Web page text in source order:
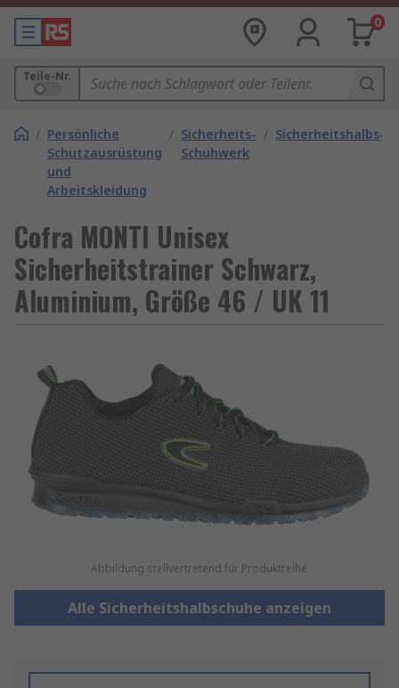
0
Teile-Nr.
/ Persönliche
Schutzausrüstung
und
Arbeitskleidung
/ Sicherheits-
Schuhwerk
/
Cofra MONTI Unisex
Sicherheitstrainer Schwarz,
Aluminium, Größe 46 / UK 11
Abbildung stellvertretend für Produktreihe
Alle Sicherheitshalbschuhe anzeigen